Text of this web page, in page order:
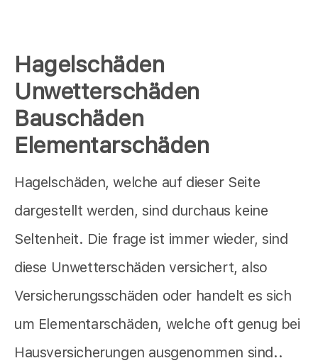
Hagelschäden
Unwetterschäden
Bauschäden
Elementarschäden
Hagelschäden, welche auf dieser Seite
dargestellt werden, sind durchaus keine
Seltenheit. Die frage ist immer wieder, sind
diese Unwetterschäden versichert, also
Versicherungsschäden oder handelt es sich
um Elementarschäden, welche oft genug bei
Hausversicherungen ausgenommen sind..